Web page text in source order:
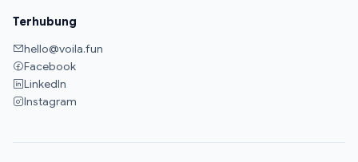
Terhubung
hello@voila.fun
Facebook
LinkedIn
Instagram